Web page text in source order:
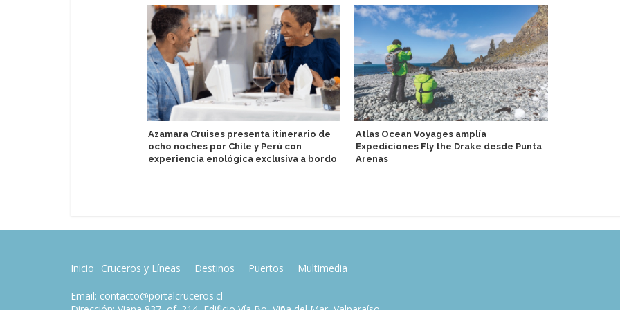
Azamara Cruises presenta itinerario de
ocho noches por Chile y Perú con
experiencia enológica exclusiva a bordo
Atlas Ocean Voyages amplía
Expediciones Fly the Drake desde Punta
Arenas
Inicio Cruceros y Líneas Destinos Puertos Multimedia
Email: contacto@portalcruceros.cl